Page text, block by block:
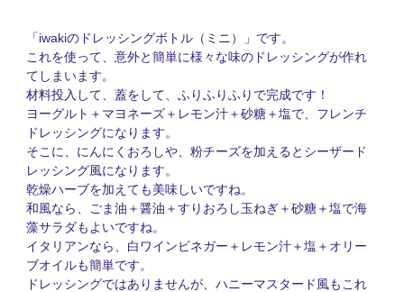
「 iwakiのドレッシングボトル（ミニ）」です。
これを使って、意外と簡単に様々な味のドレッシングが作れ
てしまいます。
材料投入して、蓋をして、ふりふりふりで完成です！
ヨーグルト＋マヨネーズ＋レモン汁＋砂糖＋塩で、フレンチ
ドレッシングになります。
そこに、にんにくおろしや、粉チーズを加えるとシーザード
レッシング風になります。
乾燥ハーブを加えても美味しいですね。
和風なら、ごま油＋醤油＋すりおろし玉ねぎ＋砂糖＋塩で海
藻サラダもよいですね。
イタリアンなら、白ワインビネガー＋レモン汁＋塩＋オリー
ブオイルも簡単です。
ドレッシングではありませんが、ハニーマスタード風もこれ